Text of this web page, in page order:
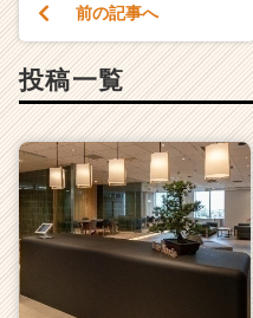
e
r
C
a
r
e
e
前の記事へ
投稿一覧